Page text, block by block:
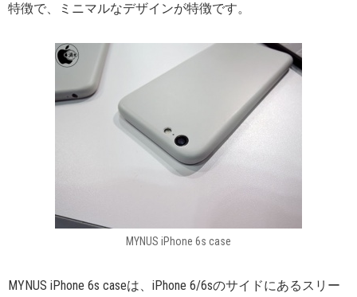
特徴で、ミニマルなデザインが特徴です。
MYNUS iPhone 6s case
MYNUS iPhone 6s caseは、iPhone 6/6sのサイドにあるスリー